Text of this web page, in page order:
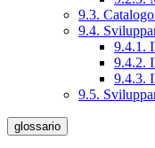
9.3.
9.4.
9.4.1.
9.4.2.
9.4.3.
9.5.
glossario